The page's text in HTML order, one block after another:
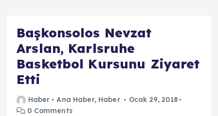
Başkonsolos Nevzat
Arslan, Karlsruhe
Basketbol Kursunu Ziyaret
Etti
Haber Ana Haber, Haber
Ocak 29, 2018
0 Comments